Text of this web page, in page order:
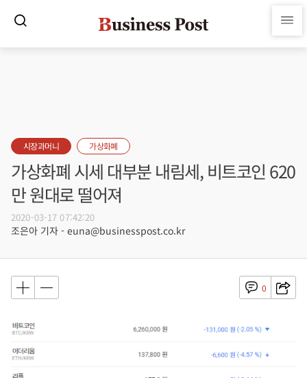
시장과머니 가상화폐
가상화폐 시세 대부분 내림세, 비트코인 620
만 원대로 떨어져
2020-03-17 07:42:20
조은아 기자 - euna@businesspost.co.kr
0